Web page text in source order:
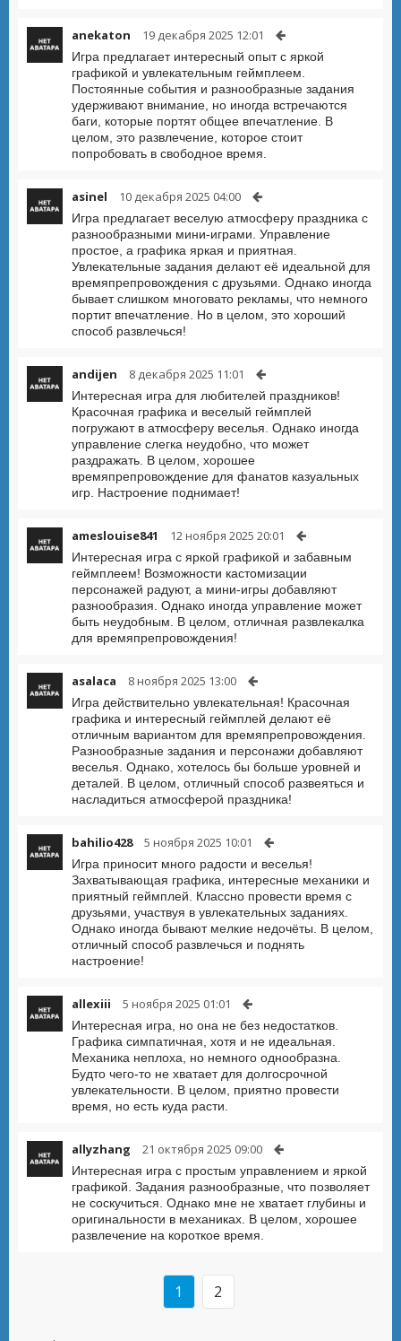
anekaton 19 декабря 2025 12:01
Игра предлагает интересный опыт с яркой
графикой и увлекательным геймплеем.
Постоянные события и разнообразные задания
удерживают внимание, но иногда встречаются
баги, которые портят общее впечатление. В
целом, это развлечение, которое стоит
попробовать в свободное время.
asinel 10 декабря 2025 04:00
Игра предлагает веселую атмосферу праздника с
разнообразными мини-играми. Управление
простое, а графика яркая и приятная.
Увлекательные задания делают её идеальной для
времяпрепровождения с друзьями. Однако иногда
бывает слишком многовато рекламы, что немного
портит впечатление. Но в целом, это хороший
способ развлечься!
andijen 8 декабря 2025 11:01
Интересная игра для любителей праздников!
Красочная графика и веселый геймплей
погружают в атмосферу веселья. Однако иногда
управление слегка неудобно, что может
раздражать. В целом, хорошее
времяпрепровождение для фанатов казуальных
игр. Настроение поднимает!
ameslouise841 12 ноября 2025 20:01
Интересная игра с яркой графикой и забавным
геймплеем! Возможности кастомизации
персонажей радуют, а мини-игры добавляют
разнообразия. Однако иногда управление может
быть неудобным. В целом, отличная развлекалка
для времяпрепровождения!
asalaca 8 ноября 2025 13:00
Игра действительно увлекательная! Красочная
графика и интересный геймплей делают её
отличным вариантом для времяпрепровождения.
Разнообразные задания и персонажи добавляют
веселья. Однако, хотелось бы больше уровней и
деталей. В целом, отличный способ развеяться и
насладиться атмосферой праздника!
bahilio428 5 ноября 2025 10:01
Игра приносит много радости и веселья!
Захватывающая графика, интересные механики и
приятный геймплей. Классно провести время с
друзьями, участвуя в увлекательных заданиях.
Однако иногда бывают мелкие недочёты. В целом,
отличный способ развлечься и поднять
настроение!
allexiii 5 ноября 2025 01:01
Интересная игра, но она не без недостатков.
Графика симпатичная, хотя и не идеальная.
Механика неплоха, но немного однообразна.
Будто чего-то не хватает для долгосрочной
увлекательности. В целом, приятно провести
время, но есть куда расти.
allyzhang 21 октября 2025 09:00
Интересная игра с простым управлением и яркой
графикой. Задания разнообразные, что позволяет
не соскучиться. Однако мне не хватает глубины и
оригинальности в механиках. В целом, хорошее
развлечение на короткое время.
1 2